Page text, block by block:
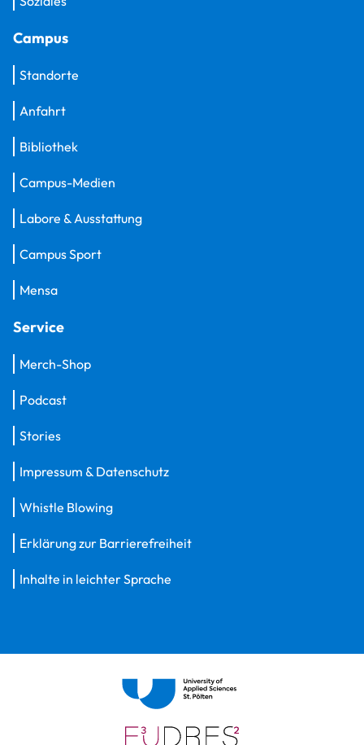
Campus
Standorte
Anfahrt
Bibliothek
Campus-Medien
Labore & Ausstattung
Campus Sport
Mensa
Service
Merch-Shop
Podcast
Stories
Impressum & Datenschutz
Whistle Blowing
Erklärung zur Barrierefreiheit
Inhalte in leichter Sprache